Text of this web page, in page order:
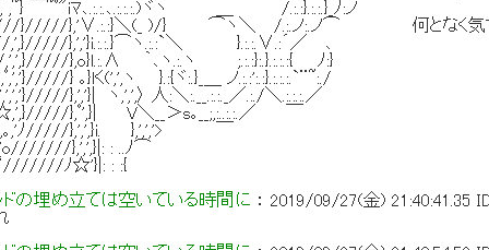
, ,~} ￣~ﾟ"iﾏ､.:.:.､.:.:.:.)ヾヽ ＿ /.:.:}.:.:.}_ﾉ:ノ
/////}/////},'∨.:.:}＼(_ )/} ⌒ヽ＼ /.:.ノ:.ノ⌒ 何となく気づいて
,',}/////},','}i.:.:.}⌒ヽ.:.:`＼ }.:.:.∨.:´／ ､
},o}l.:.∧ ｀､ヽ.:.ヽ ;.:.:}:.}.:.:.:{ ﾉ:}
} ｡}lく(',',ヽ }.:{ヾ:.}_＿ ノ.:.:':.:}.:.:.:.`¨~:./
},','}| ヽ,',',〉 人:＼:.__.:.:._／.:./＼.:.:.:.／
,','☆,',}/////},ﾟ',}| V＼__＞s｡__;,:..:.:.／ ￣
,',',ﾟ,｡,'ﾉ/////},',',}i. },',','> ￣
',','o///////},',',}|: : ..ﾉ⌒
ﾉ☆'}|: : :{
ドの埋め立ては空いている時間に ：2019/09/27(金) 21:40:41.35